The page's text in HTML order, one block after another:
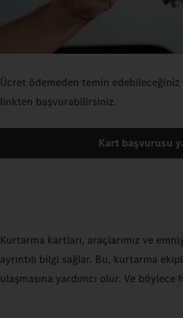
Ücret ödemeden temin edebileceğiniz
linkten başvurabilirsiniz.
Kart başvurusu
Kurtarma kartları, araçlarımız ve
ayrıntılı bilgi sağlar. Bu, kurtarma
ulaşmasına yardımcı olur. Ve